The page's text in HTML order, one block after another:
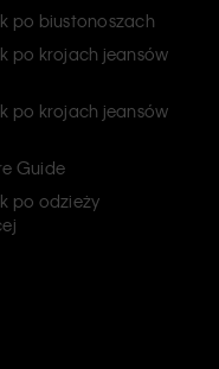
po biustonoszach
po krojach jeansów
po krojach jeansów
Guide
po odzieży